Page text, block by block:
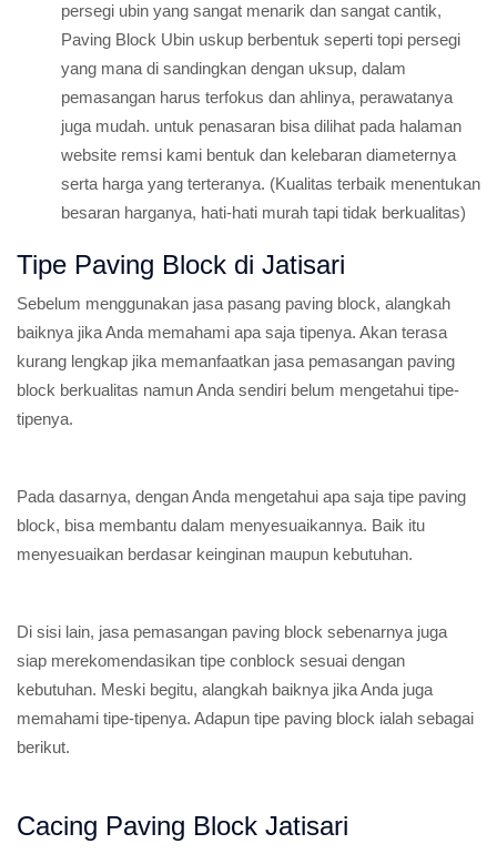
persegi ubin yang sangat menarik dan sangat cantik,
Paving Block Ubin uskup berbentuk seperti topi persegi
yang mana di sandingkan dengan uksup, dalam
pemasangan harus terfokus dan ahlinya, perawatanya
juga mudah. untuk penasaran bisa dilihat pada halaman
website remsi kami bentuk dan kelebaran diameternya
serta harga yang terteranya. (Kualitas terbaik menentukan
besaran harganya, hati-hati murah tapi tidak berkualitas)
Tipe Paving Block di Jatisari
Sebelum menggunakan jasa pasang paving block, alangkah
baiknya jika Anda memahami apa saja tipenya. Akan terasa
kurang lengkap jika memanfaatkan jasa pemasangan paving
block berkualitas namun Anda sendiri belum mengetahui tipe-
tipenya.
Pada dasarnya, dengan Anda mengetahui apa saja tipe paving
block, bisa membantu dalam menyesuaikannya. Baik itu
menyesuaikan berdasar keinginan maupun kebutuhan.
Di sisi lain, jasa pemasangan paving block sebenarnya juga
siap merekomendasikan tipe conblock sesuai dengan
kebutuhan. Meski begitu, alangkah baiknya jika Anda juga
memahami tipe-tipenya. Adapun tipe paving block ialah sebagai
berikut.
Cacing Paving Block Jatisari